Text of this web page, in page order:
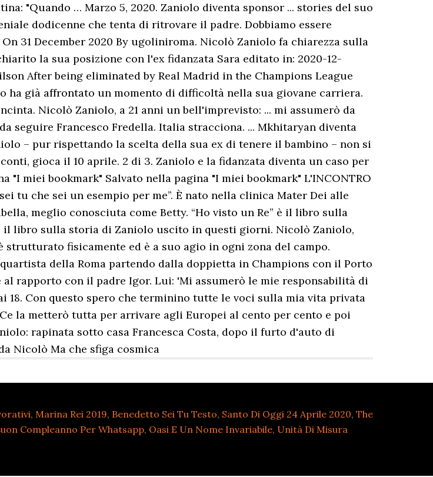
"Quando … Marzo 5, 2020. Zaniolo diventa sponsor ... stories del suo
dodicenne che tenta di ritrovare il padre. Dobbiamo essere
31 December 2020 By ugoliniroma. Nicolò Zaniolo fa chiarezza sulla
la sua posizione con l'ex fidanzata Sara editato in: 2020-12-
After being eliminated by Real Madrid in the Champions League
ha già affrontato un momento di difficoltà nella sua giovane carriera.
Nicolò Zaniolo, a 21 anni un bell'imprevisto: ... mi assumerò da
seguire Francesco Fredella. Italia stracciona. ... Mkhitaryan diventa
– pur rispettando la scelta della sua ex di tenere il bambino – non si
gioca il 10 aprile. 2 di 3. Zaniolo e la fidanzata diventa un caso per
"I miei bookmark" Salvato nella pagina "I miei bookmark" L'INCONTRO
tu che sei un esempio per me”. È nato nella clinica Mater Dei alle
meglio conosciuta come Betty. “Ho visto un Re” è il libro sulla
il libro sulla storia di Zaniolo uscito in questi giorni. Nicolò Zaniolo,
fisicamente ed è a suo agio in ogni zona del campo.
della Roma partendo dalla doppietta in Champions con il Porto
rapporto con il padre Igor. Lui: 'Mi assumerò le mie responsabilità di
18. Con questo spero che terminino tutte le voci sulla mia vita privata
la metterò tutta per arrivare agli Europei al cento per cento e poi
rapinata sotto casa Francesca Costa, dopo il furto d'auto di
Nicolò Ma che sfiga cosmica
, Marina Rei 2019, Benedetto Sei Tu Testo, Santo Di Oggi 24 Aprile 2020, The
Compleanno Per Whatsapp, Oasi E Un Nome Invariabile, Unità Di Misura